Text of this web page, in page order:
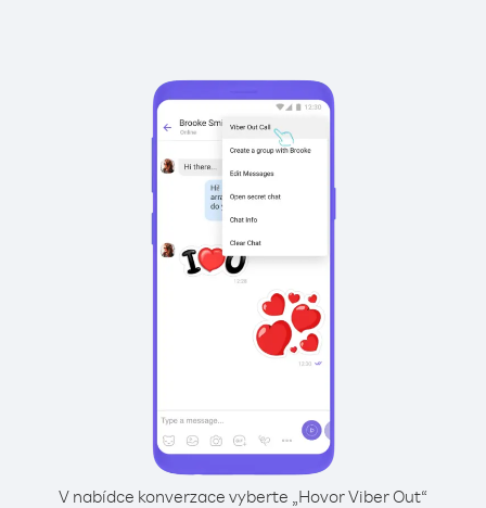
V nabídce konverzace vyberte „Hovor Viber Out“